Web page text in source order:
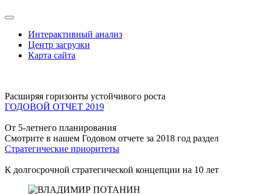
Интерактивный анализ
Центр загрузки
Карта сайта
Расширяя горизонты устойчивого роста
ГОДОВОЙ ОТЧЕТ 2019
От 5-летнего планирования
Смотрите в нашем Годовом отчете за 2018 год раздел
Стратегические приоритеты
К долгосрочной стратегической концепции на 10 лет